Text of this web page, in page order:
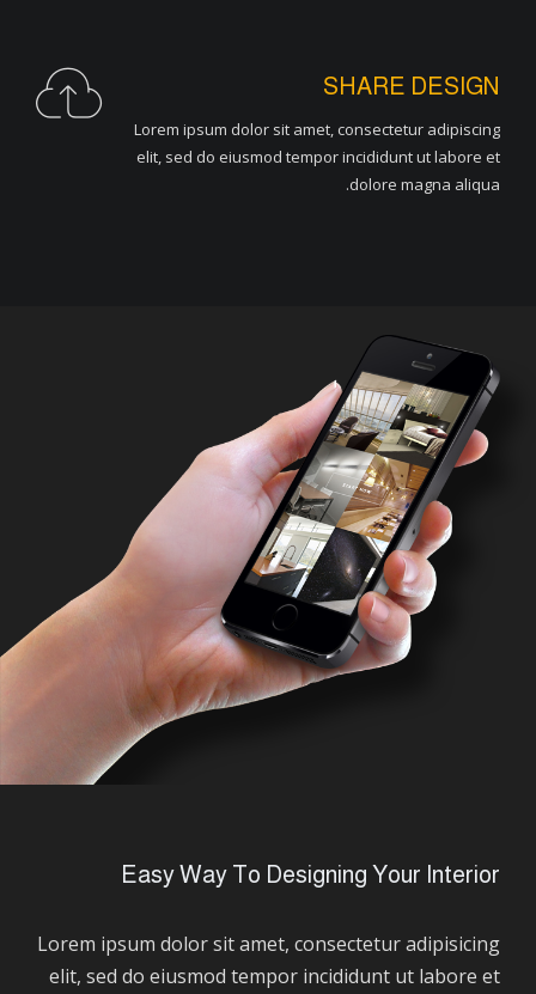
SHARE DESIGN
Lorem ipsum dolor sit amet, consectetur adipiscing
elit, sed do eiusmod tempor incididunt ut labore et
dolore magna aliqua.
Easy Way To Designing Your Interior
Lorem ipsum dolor sit amet, consectetur adipisicing
elit, sed do eiusmod tempor incididunt ut labore et